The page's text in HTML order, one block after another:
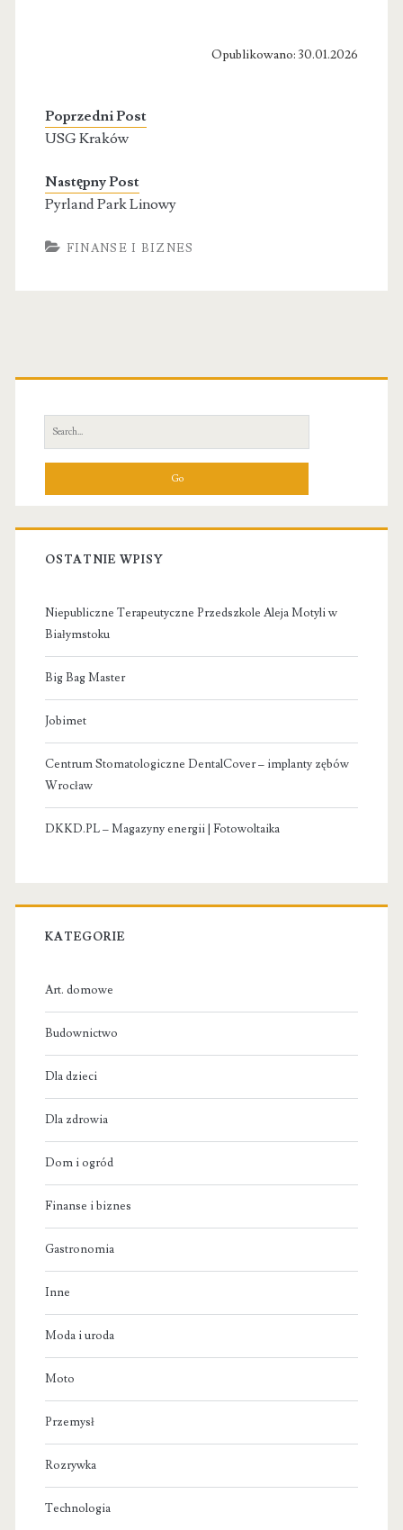
Opublikowano: 30.01.2026
Poprzedni Post
USG Kraków
Następny Post
Pyrland Park Linowy
FINANSE I BIZNES
Primary
Sidebar
Search
for:
OSTATNIE WPISY
Niepubliczne Terapeutyczne Przedszkole Aleja Motyli w
Białymstoku
Big Bag Master
Jobimet
Centrum Stomatologiczne DentalCover – implanty zębów
Wrocław
DKKD.PL – Magazyny energii | Fotowoltaika
KATEGORIE
Art. domowe
Budownictwo
Dla dzieci
Dla zdrowia
Dom i ogród
Finanse i biznes
Gastronomia
Inne
Moda i uroda
Moto
Przemysł
Rozrywka
Technologia